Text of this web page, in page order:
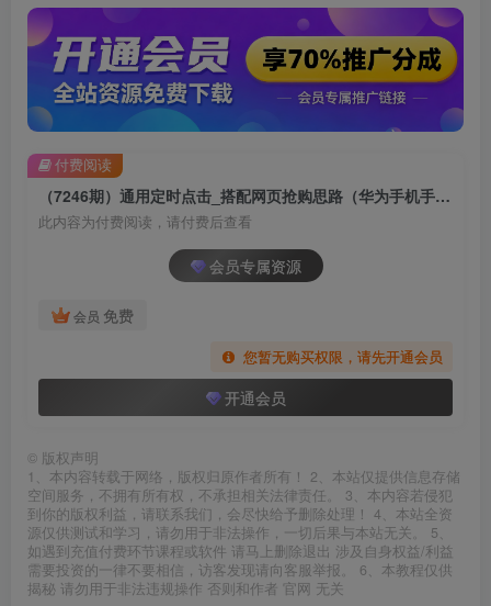
（7246期）通用定时点击_搭配网页抢购思路（华为手机手到擒来）
此内容为付费阅读，请付费后查看
会员专属资源
会员 免费
您暂无购买权限，请先开通会员
开通会员
付费阅读
© 版权声明
1、本内容转载于网络，版权归原作者所有！ 2、本站仅提供信息存储
空间服务，不拥有所有权，不承担相关法律责任。 3、本内容若侵犯
到你的版权利益，请联系我们，会尽快给予删除处理！ 4、本站全资
源仅供测试和学习，请勿用于非法操作，一切后果与本站无关。 5、
如遇到充值付费环节课程或软件 请马上删除退出 涉及自身权益/利益
需要投资的一律不要相信，访客发现请向客服举报。 6、本教程仅供
揭秘 请勿用于非法违规操作 否则和作者 官网 无关